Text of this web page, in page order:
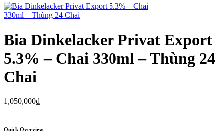
Bia Dinkelacker Privat Export
5.3% – Chai 330ml – Thùng 24
Chai
1,050,000₫
Quick Overview